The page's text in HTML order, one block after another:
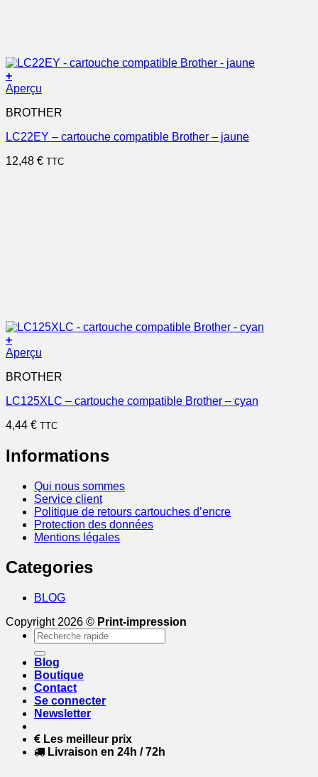
+
Aperçu
BROTHER
LC22EY – cartouche compatible Brother – jaune
12,48 € TTC
+
Aperçu
BROTHER
LC125XLC – cartouche compatible Brother – cyan
4,44 € TTC
Informations
Qui nous sommes
Service client
Politique de retours cartouches d’encre
Protection des données
Mentions légales
Categories
BLOG
Copyright 2026 © Print-impression
Recherche
pour :
Blog
Boutique
Contact
Se connecter
Newsletter
Les meilleur prix
Livraison en 24h / 72h